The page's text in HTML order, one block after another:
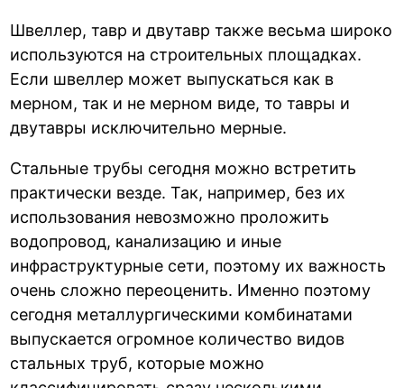
Швеллер, тавр и двутавр также весьма широко
используются на строительных площадках.
Если швеллер может выпускаться как в
мерном, так и не мерном виде, то тавры и
двутавры исключительно мерные.
Стальные трубы сегодня можно встретить
практически везде. Так, например, без их
использования невозможно проложить
водопровод, канализацию и иные
инфраструктурные сети, поэтому их важность
очень сложно переоценить. Именно поэтому
сегодня металлургическими комбинатами
выпускается огромное количество видов
стальных труб, которые можно